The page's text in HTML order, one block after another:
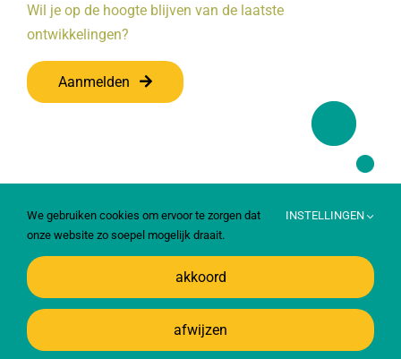
Wil je op de hoogte blijven van de laatste
ontwikkelingen?
Aanmelden
© 2024 – Coöperatie Boer & Zorg (CBZ) | Powered by >
Ontwerpgroep Lale
We gebruiken cookies om ervoor te zorgen dat
onze website zo soepel mogelijk draait.
INSTELLINGEN
akkoord
afwijzen